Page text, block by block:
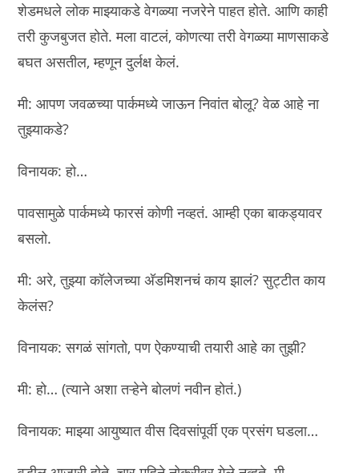
शेडमधले लोक माझ्याकडे वेगळ्या नजरेने पाहत होते. आणि काही
तरी कुजबुजत होते. मला वाटलं, कोणत्या तरी वेगळ्या माणसाकडे
बघत असतील, म्हणून दुर्लक्ष केलं.
मी: आपण जवळच्या पार्कमध्ये जाऊन निवांत बोलू? वेळ आहे ना
तुझ्याकडे?
विनायक: हो…
पावसामुळे पार्कमध्ये फारसं कोणी नव्हतं. आम्ही एका बाकड्यावर
बसलो.
मी: अरे, तुझ्या कॉलेजच्या अ‍ॅडमिशनचं काय झालं? सुट्टीत काय
केलंस?
विनायक: सगळं सांगतो, पण ऐकण्याची तयारी आहे का तुझी?
मी: हो… (त्याने अशा तऱ्हेने बोलणं नवीन होतं.)
विनायक: माझ्या आयुष्यात वीस दिवसांपूर्वी एक प्रसंग घडला…